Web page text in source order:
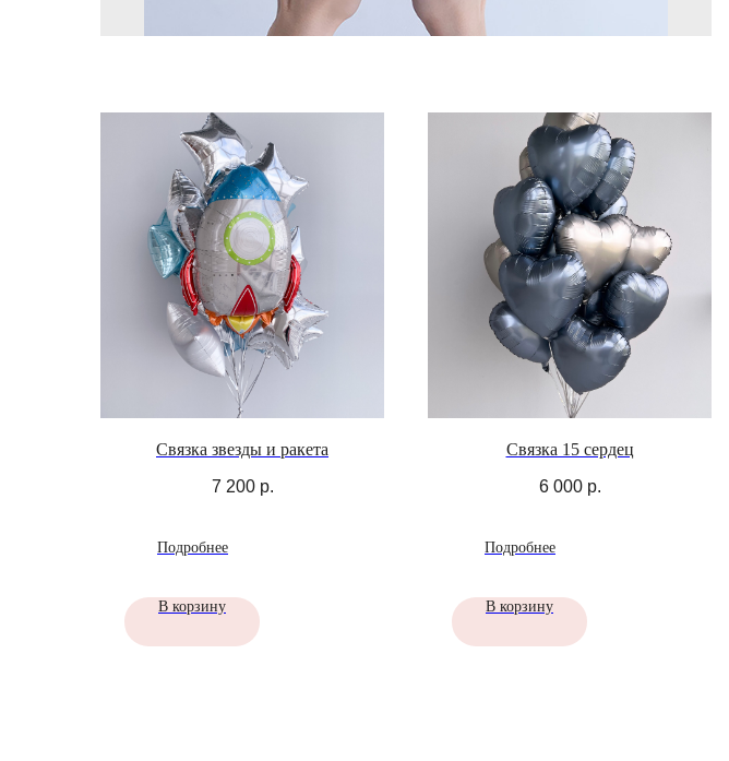
Связка звезды и ракета
7 200 р.
Подробнее
В корзину
Связка 15 сердец
6 000 р.
Подробнее
В корзину